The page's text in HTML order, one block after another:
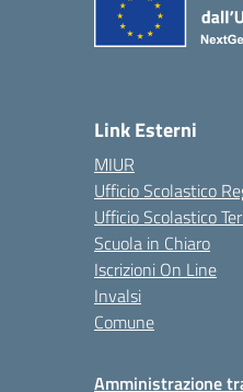
Link Esterni
MIUR
Ufficio Scolastico
Ufficio Scolastico
Scuola in Chiaro
Iscrizioni On Line
Invalsi
Comune
Amministrazione